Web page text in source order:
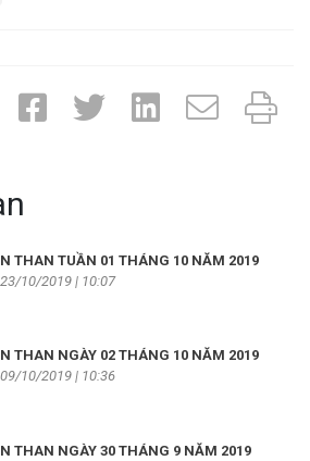
THAN TUẦN 01 THÁNG 10 NĂM 2019
10/2019 | 10:07
THAN NGÀY 02 THÁNG 10 NĂM 2019
10/2019 | 10:36
THAN NGÀY 30 THÁNG 9 NĂM 2019